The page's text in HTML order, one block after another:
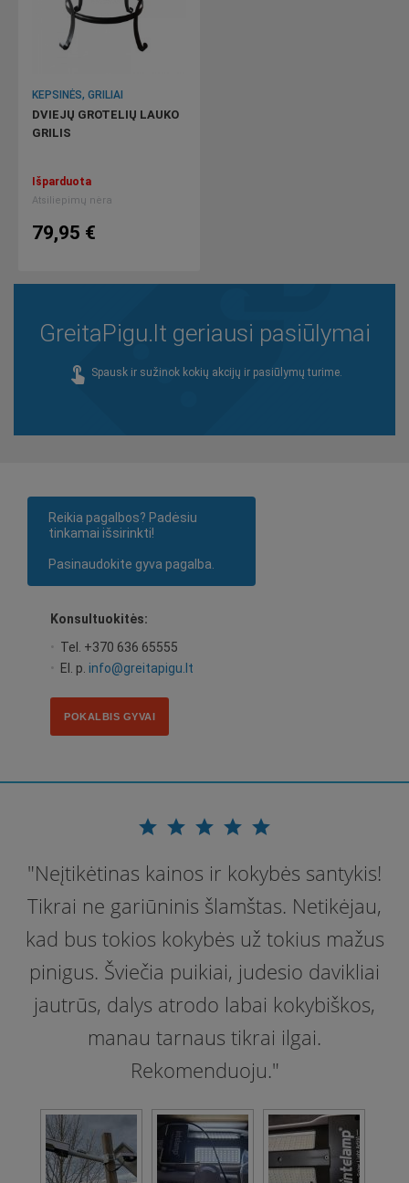
KEPSINĖS, GRILIAI
DVIEJŲ GROTELIŲ LAUKO
GRILIS
Išparduota
Atsiliepimų nėra
79,95 €
GreitaPigu.lt geriausi pasiūlymai
touch_app Spausk ir sužinok kokių akcijų ir pasiūlymų turime.
Reikia pagalbos? Padėsiu
tinkamai išsirinkti!
Pasinaudokite gyva pagalba.
Konsultuokitės:
• Tel. +370 636 65555
•
El. p. info@greitapigu.lt
POKALBIS GYVAI
star star star star star
"Neįtikėtinas kainos ir kokybės santykis!
Tikrai ne gariūninis šlamštas. Netikėjau,
kad bus tokios kokybės už tokius mažus
pinigus. Šviečia puikiai, judesio davikliai
jautrūs, dalys atrodo labai kokybiškos,
manau tarnaus tikrai ilgai.
Rekomenduoju."